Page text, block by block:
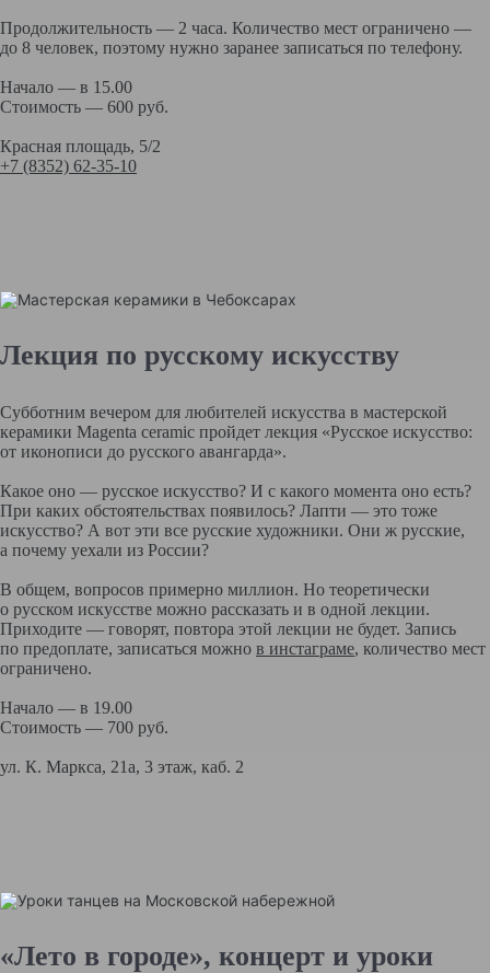
Продолжительность — 2 часа. Количество мест ограничено —
до 8 человек, поэтому нужно заранее записаться по телефону.
Начало — в 15.00
Стоимость — 600 руб.
Красная площадь, 5/2
+7 (8352) 62-35-10
Лекция по русскому искусству
Субботним вечером для любителей искусства в мастерской
керамики Magenta ceramic пройдет лекция «Русское искусство:
от иконописи до русского авангарда».
Какое оно — русское искусство? И с какого момента оно есть?
При каких обстоятельствах появилось? Лапти — это тоже
искусство? А вот эти все русские художники. Они ж русские,
а почему уехали из России?
В общем, вопросов примерно миллион. Но теоретически
о русском искусстве можно рассказать и в одной лекции.
Приходите — говорят, повтора этой лекции не будет. Запись
по предоплате, записаться можно в инстаграме, количество мест
ограничено.
Начало — в 19.00
Стоимость — 700 руб.
ул. К. Маркса, 21а, 3 этаж, каб. 2
«Лето в городе», концерт и уроки